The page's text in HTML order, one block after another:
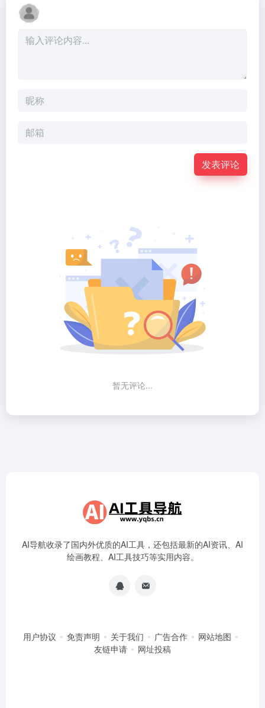
发表评论
暂无评论...
AI导航收录了国内外优质的AI工具，还包括最新的AI资讯、AI
绘画教程、AI工具技巧等实用内容。
用户协议 免责声明 关于我们 广告合作
网站地图
友链申请
网址投稿